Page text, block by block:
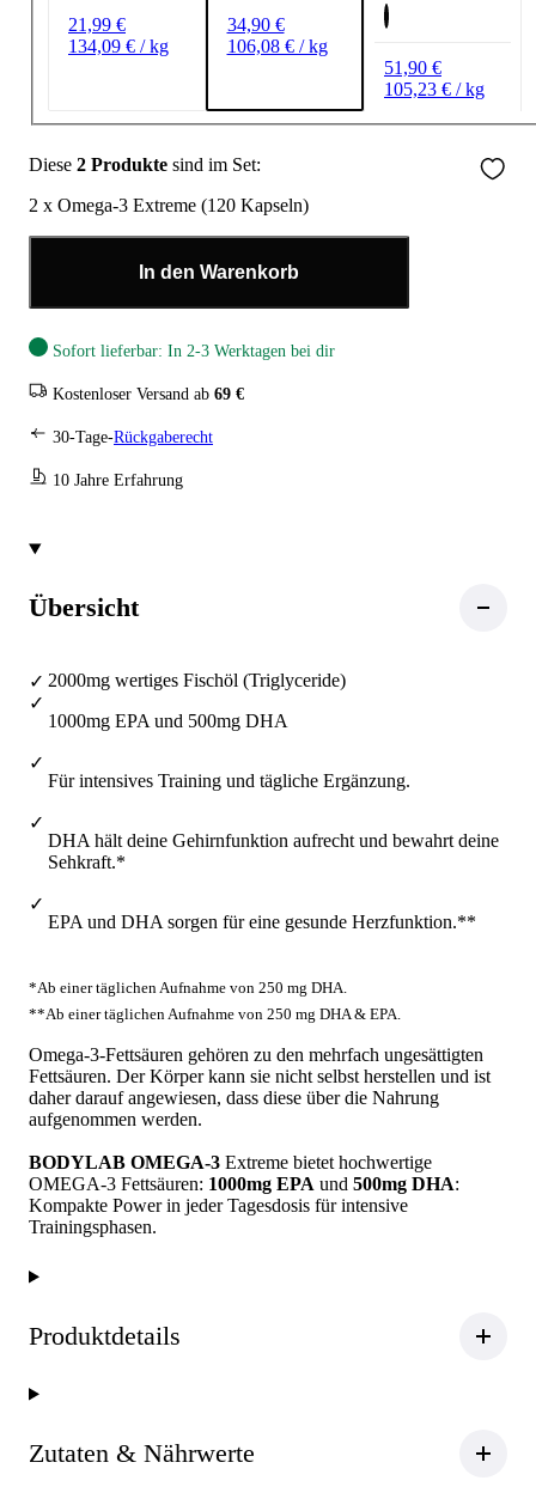
21,99 €
134,09 € / kg
34,90 €
106,08 € / kg
51,90 €
105,23 € / kg
Diese 2 Produkte sind im Set:
2 x Omega-3 Extreme (120 Kapseln)
In den Warenkorb
Sofort lieferbar: In 2-3 Werktagen bei dir
Kostenloser Versand ab 69 €
30-Tage-Rückgaberecht
10 Jahre Erfahrung
Übersicht
2000mg wertiges Fischöl (Triglyceride)
1000mg EPA und 500mg DHA
Für intensives Training und tägliche Ergänzung.
DHA hält deine Gehirnfunktion aufrecht und bewahrt deine
Sehkraft.*
EPA und DHA sorgen für eine gesunde Herzfunktion.**
*Ab einer täglichen Aufnahme von 250 mg DHA.
**Ab einer täglichen Aufnahme von 250 mg DHA & EPA.
Omega-3-Fettsäuren gehören zu den mehrfach ungesättigten
Fettsäuren. Der Körper kann sie nicht selbst herstellen und ist
daher darauf angewiesen, dass diese über die Nahrung
aufgenommen werden.
BODYLAB OMEGA-3 Extreme bietet hochwertige
OMEGA-3 Fettsäuren: 1000mg EPA und 500mg DHA:
Kompakte Power in jeder Tagesdosis für intensive
Trainingsphasen.
Produktdetails
Zutaten & Nährwerte